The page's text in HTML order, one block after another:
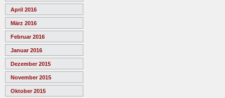
April 2016
März 2016
Februar 2016
Januar 2016
Dezember 2015
November 2015
Oktober 2015